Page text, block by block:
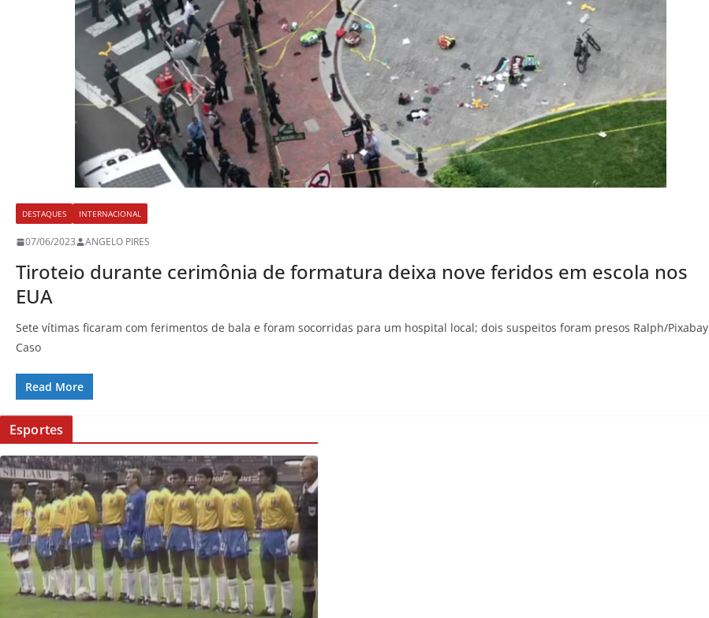
DESTAQUES INTERNACIONAL
07/06/2023 ANGELO PIRES
Tiroteio durante cerimônia de formatura deixa nove feridos em escola nos
EUA
Sete vítimas ficaram com ferimentos de bala e foram socorridas para um hospital local; dois suspeitos foram presos Ralph/Pixabay
Caso
Read More
Esportes